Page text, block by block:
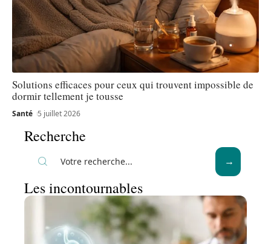
Solutions efficaces pour ceux qui trouvent impossible de
dormir tellement je tousse
Santé 5 juillet 2026
Recherche
Les incontournables